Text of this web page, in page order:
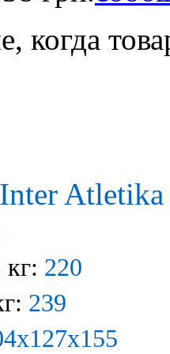
когда
Inter
кг: 220
239
4х127х155